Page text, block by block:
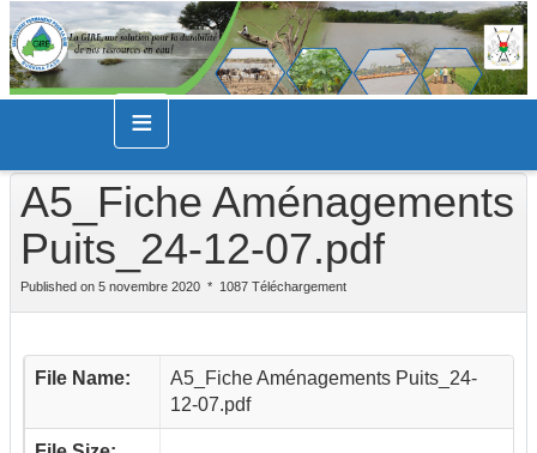
≡
A5_Fiche Aménagements
Puits_24-12-07.pdf
Published on 5 novembre 2020 1087 Téléchargement
File Name:
A5_Fiche Aménagements Puits_24-
12-07.pdf